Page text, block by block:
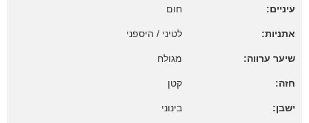
עיניים: חום
אתניות: לטיני / היספני
שיער ערווה: מגולח
חזה: קטן
ישבן: בינוני